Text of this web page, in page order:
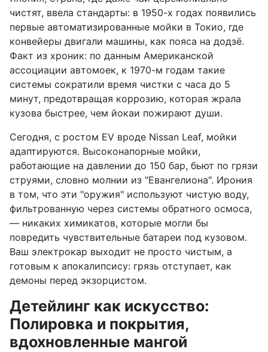
чистят, ввела стандарты: в 1950-х годах появились
первые автоматизированные мойки в Токио, где
конвейеры двигали машины, как пояса на додзё.
Факт из хроник: по данным Американской
ассоциации автомоек, к 1970-м годам такие
системы сократили время чистки с часа до 5
минут, предотвращая коррозию, которая жрала
кузова быстрее, чем йокаи пожирают души.
Сегодня, с ростом EV вроде Nissan Leaf, мойки
адаптируются. Высоконапорные мойки,
работающие на давлении до 150 бар, бьют по грязи
струями, словно молнии из "Евангелиона". Ирония
в том, что эти "оружия" используют чистую воду,
фильтрованную через системы обратного осмоса,
— никаких химикатов, которые могли бы
повредить чувствительные батареи под кузовом.
Ваш электрокар выходит не просто чистым, а
готовым к апокалипсису: грязь отступает, как
демоны перед экзорцистом.
Детейлинг как искусство:
Полировка и покрытия,
вдохновленные мангой